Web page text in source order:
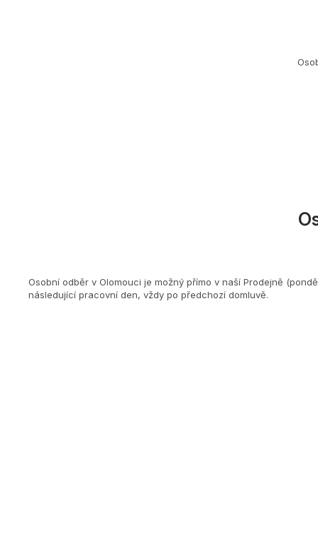
Osobní odběr v Olomouci je možný přímo v naší Prodejně
následující pracovní den, vždy po předchozí domluvě.